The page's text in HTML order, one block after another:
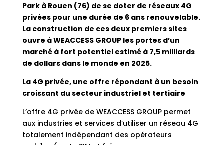
Park à Rouen (76) de se doter de réseaux 4G
privées pour une durée de 6 ans renouvelable.
La construction de ces deux premiers sites
ouvre à WEACCESS GROUP les portes d’un
marché à fort potentiel estimé à 7,5 milliards
de dollars dans le monde en 2025.
La 4G privée, une offre répondant à un besoin
croissant du secteur industriel et tertiaire
L’offre 4G privée de WEACCESS GROUP permet
aux industries et services d’utiliser un réseau 4G
totalement indépendant des opérateurs